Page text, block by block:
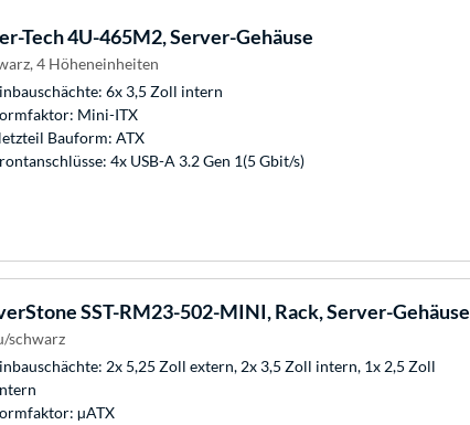
Tech4U-465M2, Server-Gehäuse
4 Höheneinheiten
6x 3,5 Zoll intern
Mini-ITX
Bauform: ATX
4x USB-A 3.2 Gen 1(5 Gbit/s)
SST-RM23-502-MINI, Rack, Server-Gehäuse
schwarz
2x 5,25 Zoll extern, 2x 3,5 Zoll intern, 1x 2,5 Zoll
µATX